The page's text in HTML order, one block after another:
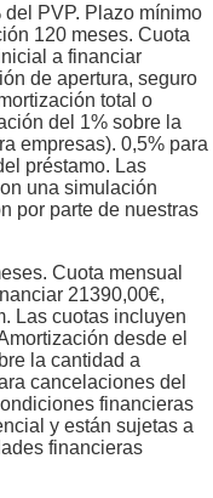
PVP. Plazo mínimo
120 meses. Cuota
a financiar
de apertura, seguro
total o
del 1% sobre la
empresas). 0,5% para
préstamo. Las
una simulación
por parte de nuestras
Cuota mensual
21390,00€,
Las cuotas incluyen
desde el
la cantidad a
cancelaciones del
financieras
y están sujetas a
financieras